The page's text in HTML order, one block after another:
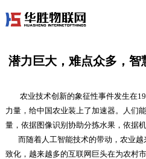
潜力巨大，难点众多，智
农业技术创新的象征性事件发生在
力量，给中国农业装上了加速器。人们
量，依据图像识别协助分拣水果，依据
而随着人工智能技术的带动，农业越
致化，越来越多的互联网巨头在为农村